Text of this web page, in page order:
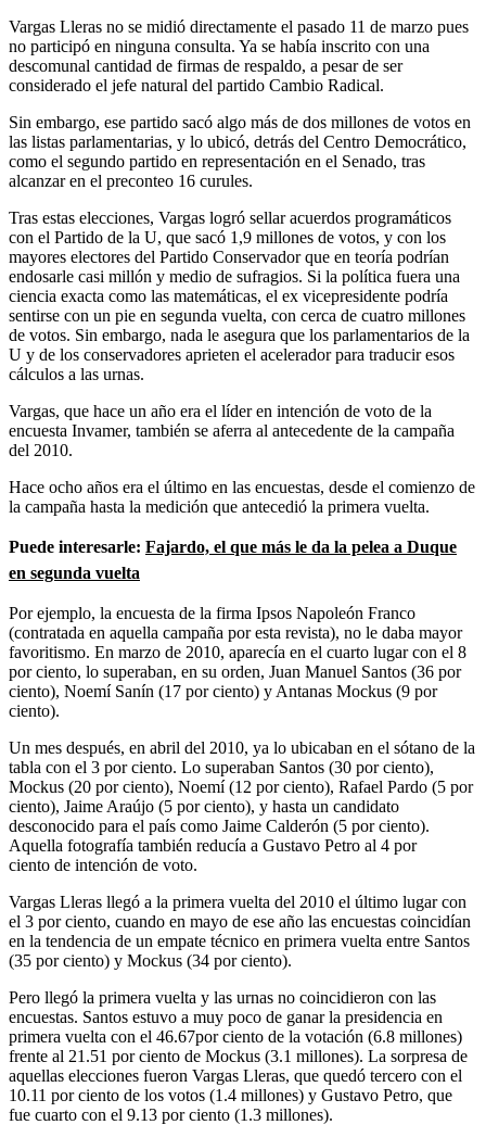
Vargas Lleras no se midió directamente el pasado 11 de marzo pues
no participó en ninguna consulta. Ya se había inscrito con una
descomunal cantidad de firmas de respaldo, a pesar de ser
considerado el jefe natural del partido Cambio Radical.
Sin embargo, ese partido sacó algo más de dos millones de votos en
las listas parlamentarias, y lo ubicó, detrás del Centro Democrático,
como el segundo partido en representación en el Senado, tras
alcanzar en el preconteo 16 curules.
Tras estas elecciones, Vargas logró sellar acuerdos programáticos
con el Partido de la U, que sacó 1,9 millones de votos, y con los
mayores electores del Partido Conservador que en teoría podrían
endosarle casi millón y medio de sufragios. Si la política fuera una
ciencia exacta como las matemáticas, el ex vicepresidente podría
sentirse con un pie en segunda vuelta, con cerca de cuatro millones
de votos. Sin embargo, nada le asegura que los parlamentarios de la
U y de los conservadores aprieten el acelerador para traducir esos
cálculos a las urnas.
Vargas, que hace un año era el líder en intención de voto de la
encuesta Invamer, también se aferra al antecedente de la campaña
del 2010.
Hace ocho años era el último en las encuestas, desde el comienzo de
la campaña hasta la medición que antecedió la primera vuelta.
Puede interesarle: Fajardo, el que más le da la pelea a Duque
en segunda vuelta
Por ejemplo, la encuesta de la firma Ipsos Napoleón Franco
(contratada en aquella campaña por esta revista), no le daba mayor
favoritismo. En marzo de 2010, aparecía en el cuarto lugar con el 8
por ciento, lo superaban, en su orden, Juan Manuel Santos (36 por
ciento), Noemí Sanín (17 por ciento) y Antanas Mockus (9 por
ciento).
Un mes después, en abril del 2010, ya lo ubicaban en el sótano de la
tabla con el 3 por ciento. Lo superaban Santos (30 por ciento),
Mockus (20 por ciento), Noemí (12 por ciento), Rafael Pardo (5 por
ciento), Jaime Araújo (5 por ciento), y hasta un candidato
desconocido para el país como Jaime Calderón (5 por ciento).
Aquella fotografía también reducía a Gustavo Petro al 4 por
ciento de intención de voto.
Vargas Lleras llegó a la primera vuelta del 2010 el último lugar con
el 3 por ciento, cuando en mayo de ese año las encuestas coincidían
en la tendencia de un empate técnico en primera vuelta entre Santos
(35 por ciento) y Mockus (34 por ciento).
Pero llegó la primera vuelta y las urnas no coincidieron con las
encuestas. Santos estuvo a muy poco de ganar la presidencia en
primera vuelta con el 46.67por ciento de la votación (6.8 millones)
frente al 21.51 por ciento de Mockus (3.1 millones). La sorpresa de
aquellas elecciones fueron Vargas Lleras, que quedó tercero con el
10.11 por ciento de los votos (1.4 millones) y Gustavo Petro, que
fue cuarto con el 9.13 por ciento (1.3 millones).